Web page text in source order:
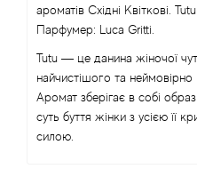
ароматів Східні Квіткові.
Парфумер: Luca Gritti.
Tutu — це данина жіночої
найчистішого та
Аромат зберігає в собі
суть буття жінки з усією її
силою.